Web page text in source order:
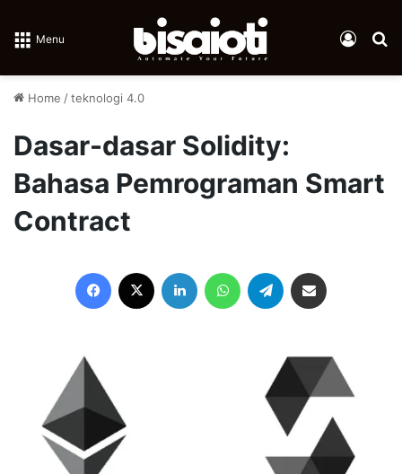
Menu Log In
Home /teknologi 4.0
Dasar-dasar Solidity:
Bahasa Pemrograman Smart
Contract
Facebook LinkedIn WhatsAppTelegram